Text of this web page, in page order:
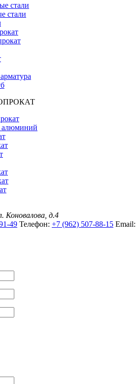
стали
стали
алюминий
Коновалова, д.4
49 Телефон: +7 (962) 507-88-15 Email: